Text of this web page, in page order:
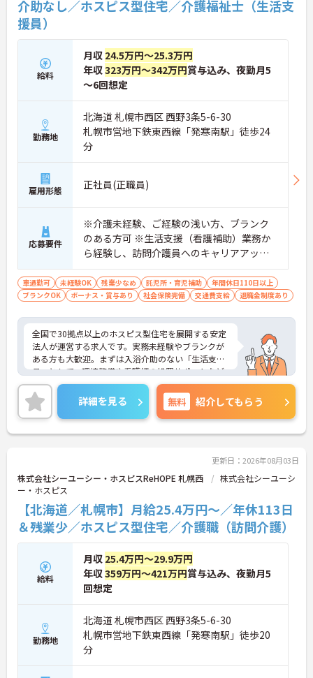
・実務未経験からでも挑戦可能です
・入浴介助なし、まずは生活支援や看護師のサポー
トからスタートできます
・資格取得支援制度を活用し、将来的に訪問介護員
を目指せる環境です
【手厚い待遇と働きやすさの両立】
・残業は全社平均残業月5時間程度と少なくプライ
ベートの時間を確保できます
・3日以上の連続休暇取得で支援金が支給される独
自の制度があります
・夏季・冬季の特別休暇があり年間休日は113日し
っかりと休めます
【安心の教育・チームサポート体制】
・手厚い人員配置で困った時もすぐに相談可能です
・2日間のオンライン研修と個人のペースに合わせ
介助なし／ホスピス型住宅／介護福祉士（生活支
援員）
給料
月収 24.5万円～25.3万円
年収323万円～342万円賞与込み、夜勤月5
～6回想定
勤務地
北海道 札幌市西区 西野3条5-6-30
札幌市営地下鉄東西線「発寒南駅」徒歩24
分
雇用形態 正社員(正職員)
応募要件
※介護未経験、ご経験の浅い方、ブランク
のある方可 ※生活支援（看護補助）業務か
ら経験し、訪問介護員へのキャリアアップ
を目指せます
車通勤可 未経験OK 残業少なめ 託児所・育児補助
年間休日110日以上
ブランクOK
ボーナス・賞与あり 社会保険完備 交通費支給 退職金制度あり
全国で30拠点以上のホスピス型住宅を展開する安定
法人が運営する求人です。実務未経験やブランクが
ある方も大歓迎。まずは入浴介助のない「生活支援
員」として、環境整備や看護師の処置サポートなど
の業務からスタートし、無理なくホスピスケアの経
験を積むことができ、ゆくゆくは訪問介護員へステ
ップアップすることも可能です。残業は全社平均残
業月5時間程度と少なく、連続休暇の取得で支援金
が支給される独自の制度や、自由診療の割引が受け
で、24時間連携の訪問診療医もいるため、医療依存
度の高い方へのケアもチームで安心して取り組める
環境です。
★おすすめPOINT★
【無理なくステップアップできる業務内容】
・実務未経験からでも挑戦可能です
・入浴介助なし、まずは生活支援や看護師のサポー
トからスタートできます
・資格取得支援制度を活用し、将来的に訪問介護員
を目指せる環境です
・残業は全社平均残業月5時間程度と少なくプライ
ベートの時間を確保できます
・3日以上の連続休暇取得で支援金が支給される独
詳細を見る 無料 紹介してもらう
更新日：2026年08月03日
株式会社シーユーシー・ホスピスReHOPE 札幌西
株式会社シーユーシ
ー・ホスピス
【北海道／札幌市】月給25.4万円～／年休113日
＆残業少／ホスピス型住宅／介護職（訪問介護）
給料
月収 25.4万円～29.9万円
年収359万円～421万円賞与込み、夜勤月5
回想定
勤務地
北海道 札幌市西区 西野3条5-6-30
札幌市営地下鉄東西線「発寒南駅」徒歩20
分